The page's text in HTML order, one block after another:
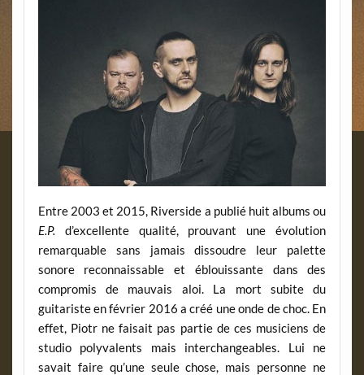
Entre 2003 et 2015, Riverside a publié huit albums ou
E.P. d’excellente qualité, prouvant une évolution
remarquable sans jamais dissoudre leur palette
sonore reconnaissable et éblouissante dans des
compromis de mauvais aloi. La mort subite du
guitariste en février 2016 a créé une onde de choc. En
effet, Piotr ne faisait pas partie de ces musiciens de
studio polyvalents mais interchangeables. Lui ne
savait faire qu’une seule chose, mais personne ne